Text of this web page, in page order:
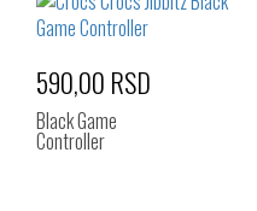
590,00 RSD
Black Game
Controller